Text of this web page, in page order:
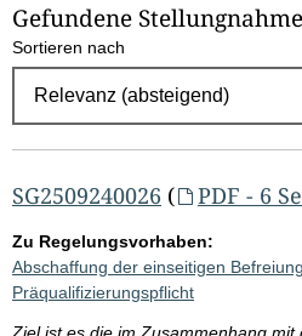
l
E
g
e
b
n
i
s
s
Gefundene
Sortieren nach
SG2509240026 ( PDF - 6
Zu Regelungsvorhaben:
Abschaffung der einseitigen
Präqualifizierungspflicht
Ziel ist es die im Zusammenhang mit